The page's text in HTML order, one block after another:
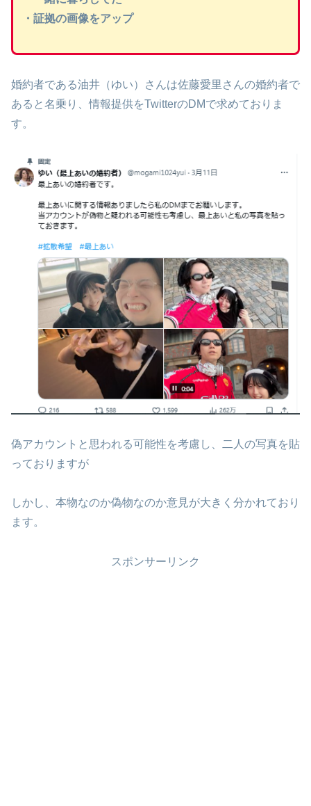
・証拠の画像をアップ
婚約者である油井（ゆい）さんは佐藤愛里さんの婚約者で
あると名乗り、情報提供をTwitterのDMで求めておりま
す。
偽アカウントと思われる可能性を考慮し、二人の写真を貼
っておりますが
しかし、本物なのか偽物なのか意見が大きく分かれており
ます。
スポンサーリンク